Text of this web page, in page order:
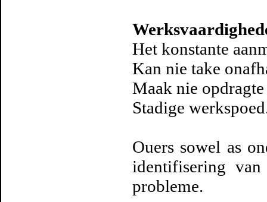
Het konstante
Kan nie take
Maak nie
Stadige
Ouers sowel as
identifisering
probleme.